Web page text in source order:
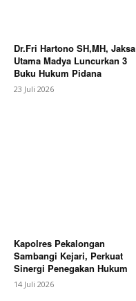
Dr.Fri Hartono SH,MH, Jaksa
Utama Madya Luncurkan 3
Buku Hukum Pidana
23 Juli 2026
Kapolres Pekalongan
Sambangi Kejari, Perkuat
Sinergi Penegakan Hukum
14 Juli 2026